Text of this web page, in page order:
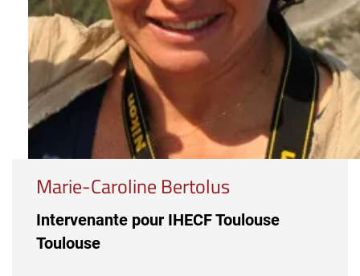
Marie-Caroline Bertolus
Intervenante pour IHECF Toulouse
Toulouse